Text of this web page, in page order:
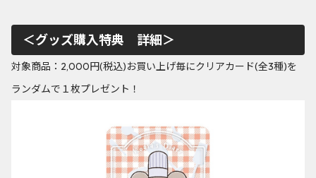
＜グッズ購入特典 詳細＞
対象商品：2,000円(税込)お買い上げ毎にクリアカード(全3種)を
ランダムで１枚プレゼント！